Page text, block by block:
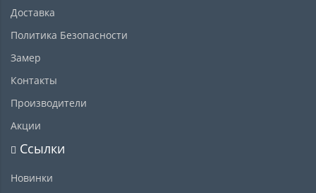
Доставка
Политика Безопасности
Замер
Контакты
Производители
Акции
Ссылки
Новинки